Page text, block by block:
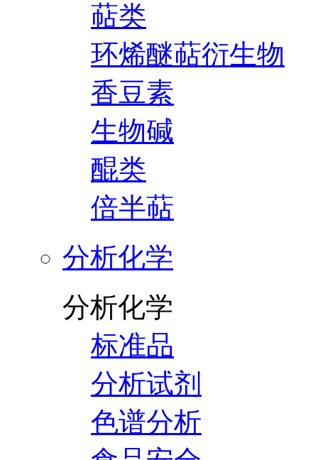
萜类
环烯醚萜衍生物
香豆素
生物碱
醌类
倍半萜
分析化学
分析化学
标准品
分析试剂
色谱分析